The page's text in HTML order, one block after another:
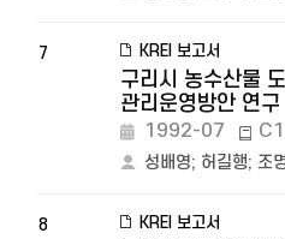
7 KREI 보고서
구리시 농수산물
관리운영방안 연구
1992-07
성배영; 허길행; 조
8 KREI 보고서